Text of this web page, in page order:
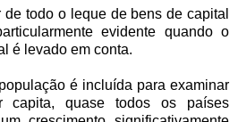
todo o leque de bens de capital
evidente quando o
é levado em conta.
é incluída para examinar
quase todos os países